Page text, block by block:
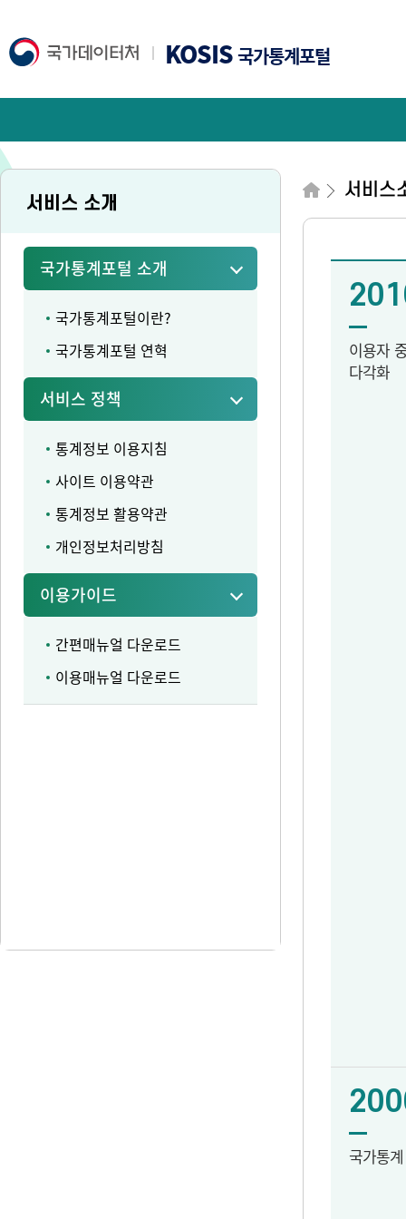
KOSIS국가통계포털
서비스 소개
국가통계포털 소개
국가통계포털이란?
국가통계포털 연혁
서비스 정책
통계정보 이용지침
사이트 이용약관
통계정보 활용약관
개인정보처리방침
이용가이드
간편매뉴얼 다운로드
이용매뉴얼 다운로드
서비스
이용자
다각화
국가통